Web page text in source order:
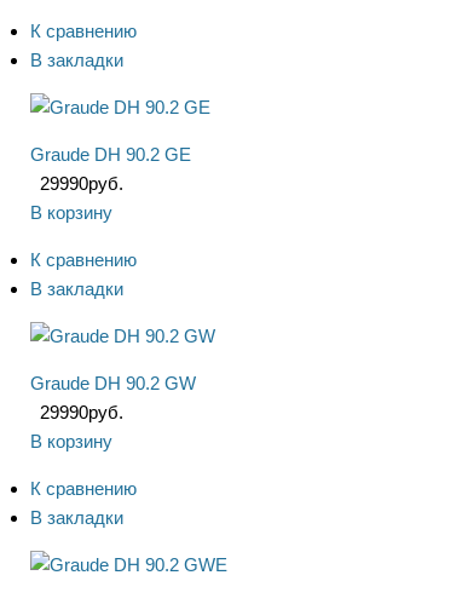
К сравнению
В закладки
Graude DH 90.2 GE
29990руб.
В корзину
К сравнению
В закладки
Graude DH 90.2 GW
29990руб.
В корзину
К сравнению
В закладки